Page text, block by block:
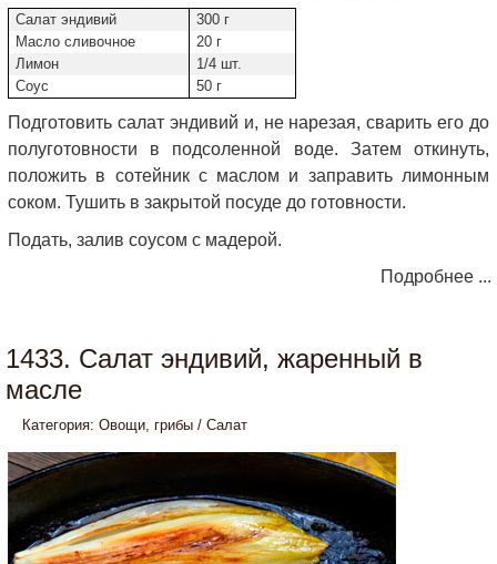
Салат эндивий
300 г
Масло сливочное
20 г
Лимон
1/4 шт.
Соус
50 г
Подготовить салат эндивий и, не нарезая, сварить его до
полуготовности в подсоленной воде. Затем откинуть,
положить в сотейник с маслом и заправить лимонным
соком. Тушить в закрытой посуде до готовности.
Подать, залив соусом с мадерой.
Подробнее ...
1433. Салат эндивий, жаренный в
масле
Категория: Овощи, грибы / Салат